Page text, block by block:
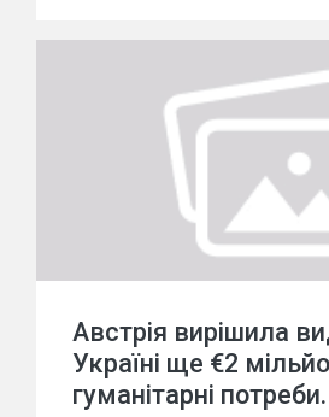
Австрія вирішила
Україні ще €2
гуманітарні потреби.